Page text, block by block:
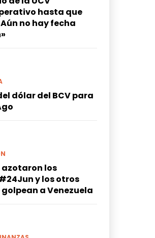
hasta que
no hay fecha
dólar del BCV para
azotaron los
y los otros
a Venezuela